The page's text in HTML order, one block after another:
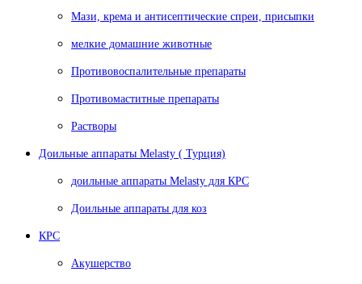
Мази, крема и антисептические спреи, присыпки
мелкие домашние животные
Противовоспалительные препараты
Противомаститные препараты
Растворы
Доильные аппараты Melasty ( Турция)
доильные аппараты Melasty для КРС
Доильные аппараты для коз
КРС
Акушерство